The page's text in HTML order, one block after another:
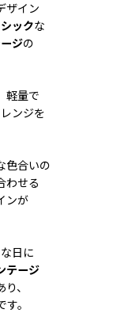
ザイン
ックな
ジの
軽量で
ンジを
色合いの
わせる
ンが
日に
テージ
、
。